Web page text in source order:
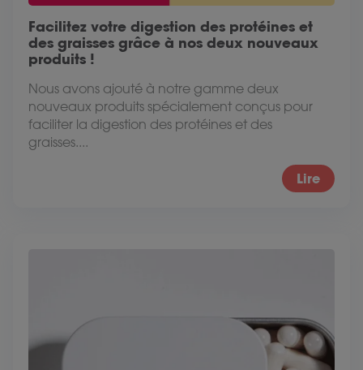
Facilitez votre digestion des protéines et
des graisses grâce à nos deux nouveaux
produits !
Nous avons ajouté à notre gamme deux
nouveaux produits spécialement conçus pour
faciliter la digestion des protéines et des
graisses....
Lire